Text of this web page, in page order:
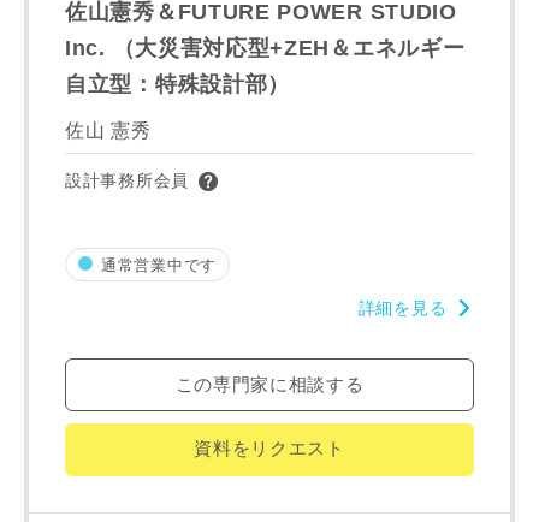
佐山憲秀＆FUTURE POWER STUDIO
Inc. （大災害対応型+ZEH＆エネルギー
自立型：特殊設計部）
佐山 憲秀
設計事務所会員
通常営業中です
詳細を見る
この専門家に相談する
資料をリクエスト
メールアドレス
郵便番号
市区町村